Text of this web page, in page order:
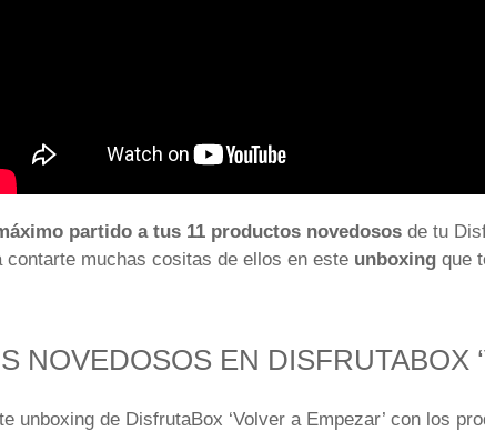
partido a tus 11 productos novedosos de tu
contarte muchas cositas de ellos en este unboxingque
NOVEDOSOS EN DISFRUTABOX
unboxing de DisfrutaBox ‘Volver a Empezar’ con los